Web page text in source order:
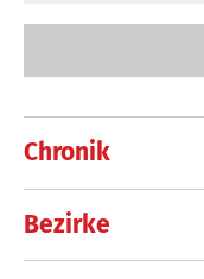
Chronik
Bezirke